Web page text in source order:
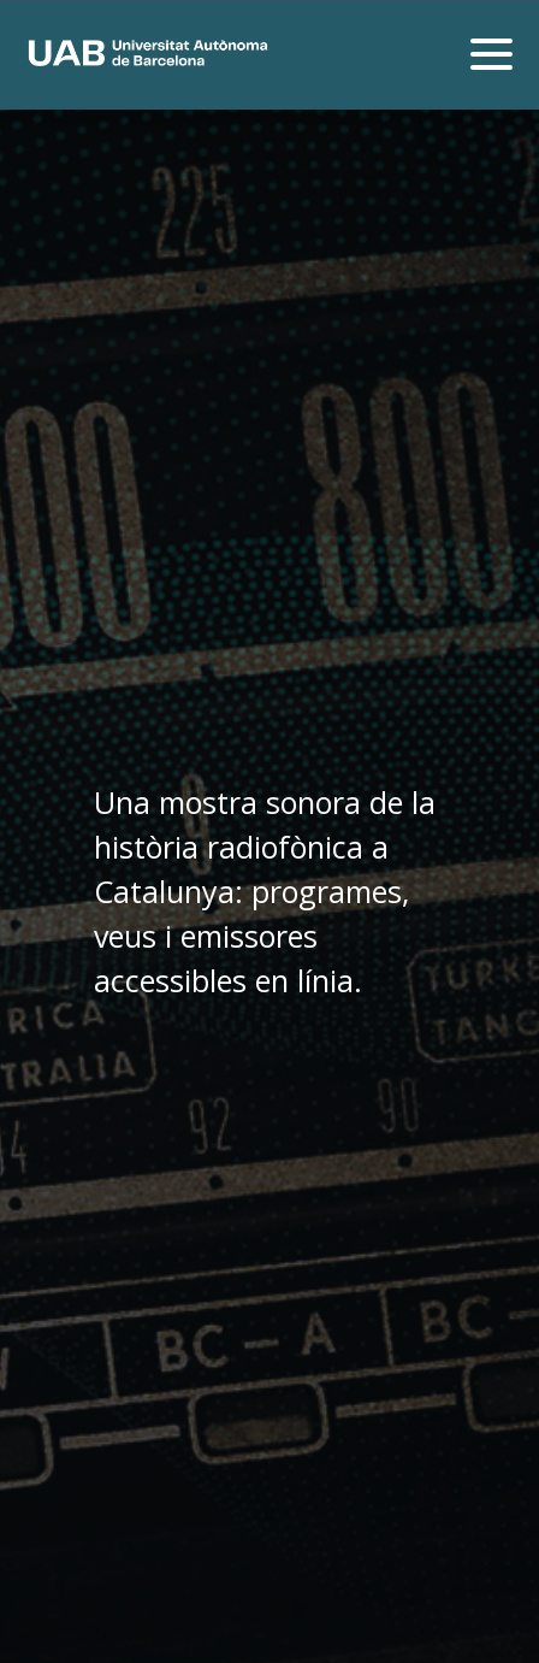
Una mostra sonora de la
història radiofònica a
Catalunya: programes,
veus i emissores
accessibles en línia.